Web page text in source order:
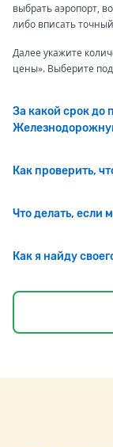
выбрать аэропорт,
либо вписать
Далее укажите
цены». Выберите
За какой срок до
Как проверить,
Что делать, если
Как я найду